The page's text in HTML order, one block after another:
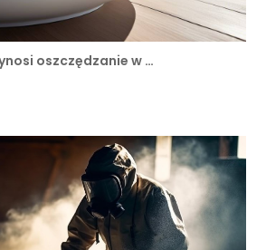
oszczędzanie w …